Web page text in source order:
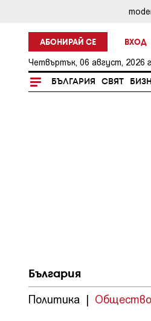
АБОНИРАЙ СЕ ВХОД
Четвъртък, 06 август, 2026
БЪЛГАРИЯ СВЯТ
България
Политика | Общество